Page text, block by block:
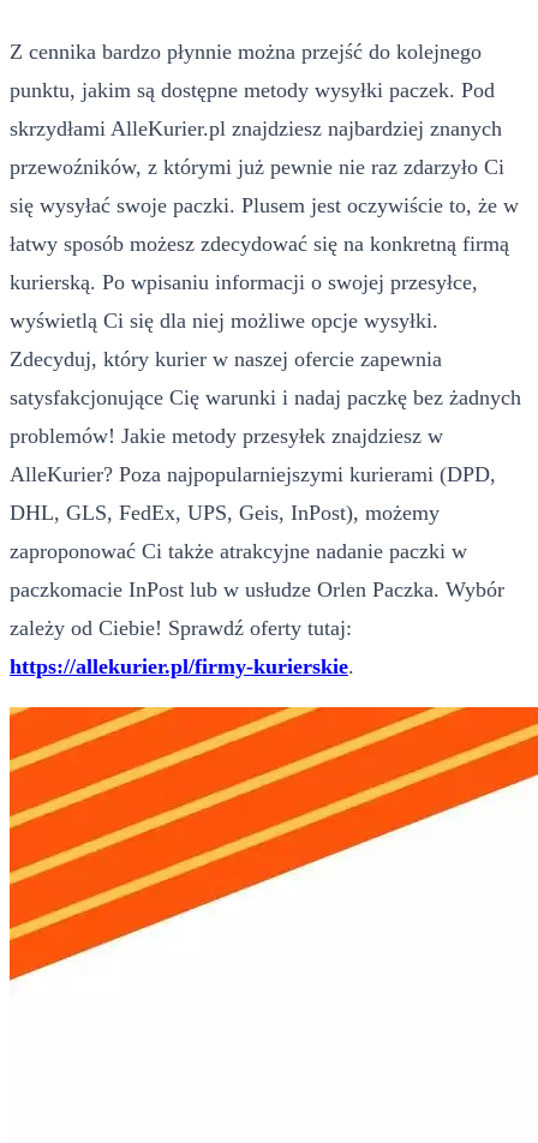
Z cennika bardzo płynnie można przejść do kolejnego
punktu, jakim są dostępne metody wysyłki paczek. Pod
skrzydłami AlleKurier.pl znajdziesz najbardziej znanych
przewoźników, z którymi już pewnie nie raz zdarzyło Ci
się wysyłać swoje paczki. Plusem jest oczywiście to, że w
łatwy sposób możesz zdecydować się na konkretną firmą
kurierską. Po wpisaniu informacji o swojej przesyłce,
wyświetlą Ci się dla niej możliwe opcje wysyłki.
Zdecyduj, który kurier w naszej ofercie zapewnia
satysfakcjonujące Cię warunki i nadaj paczkę bez żadnych
problemów! Jakie metody przesyłek znajdziesz w
AlleKurier? Poza najpopularniejszymi kurierami (DPD,
DHL, GLS, FedEx, UPS, Geis, InPost), możemy
zaproponować Ci także atrakcyjne nadanie paczki w
paczkomacie InPost lub w usłudze Orlen Paczka. Wybór
zależy od Ciebie! Sprawdź oferty tutaj:
https://allekurier.pl/firmy-kurierskie.